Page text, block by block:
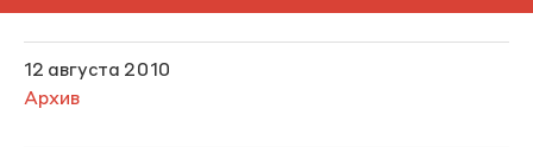
12 августа 2010
Архив